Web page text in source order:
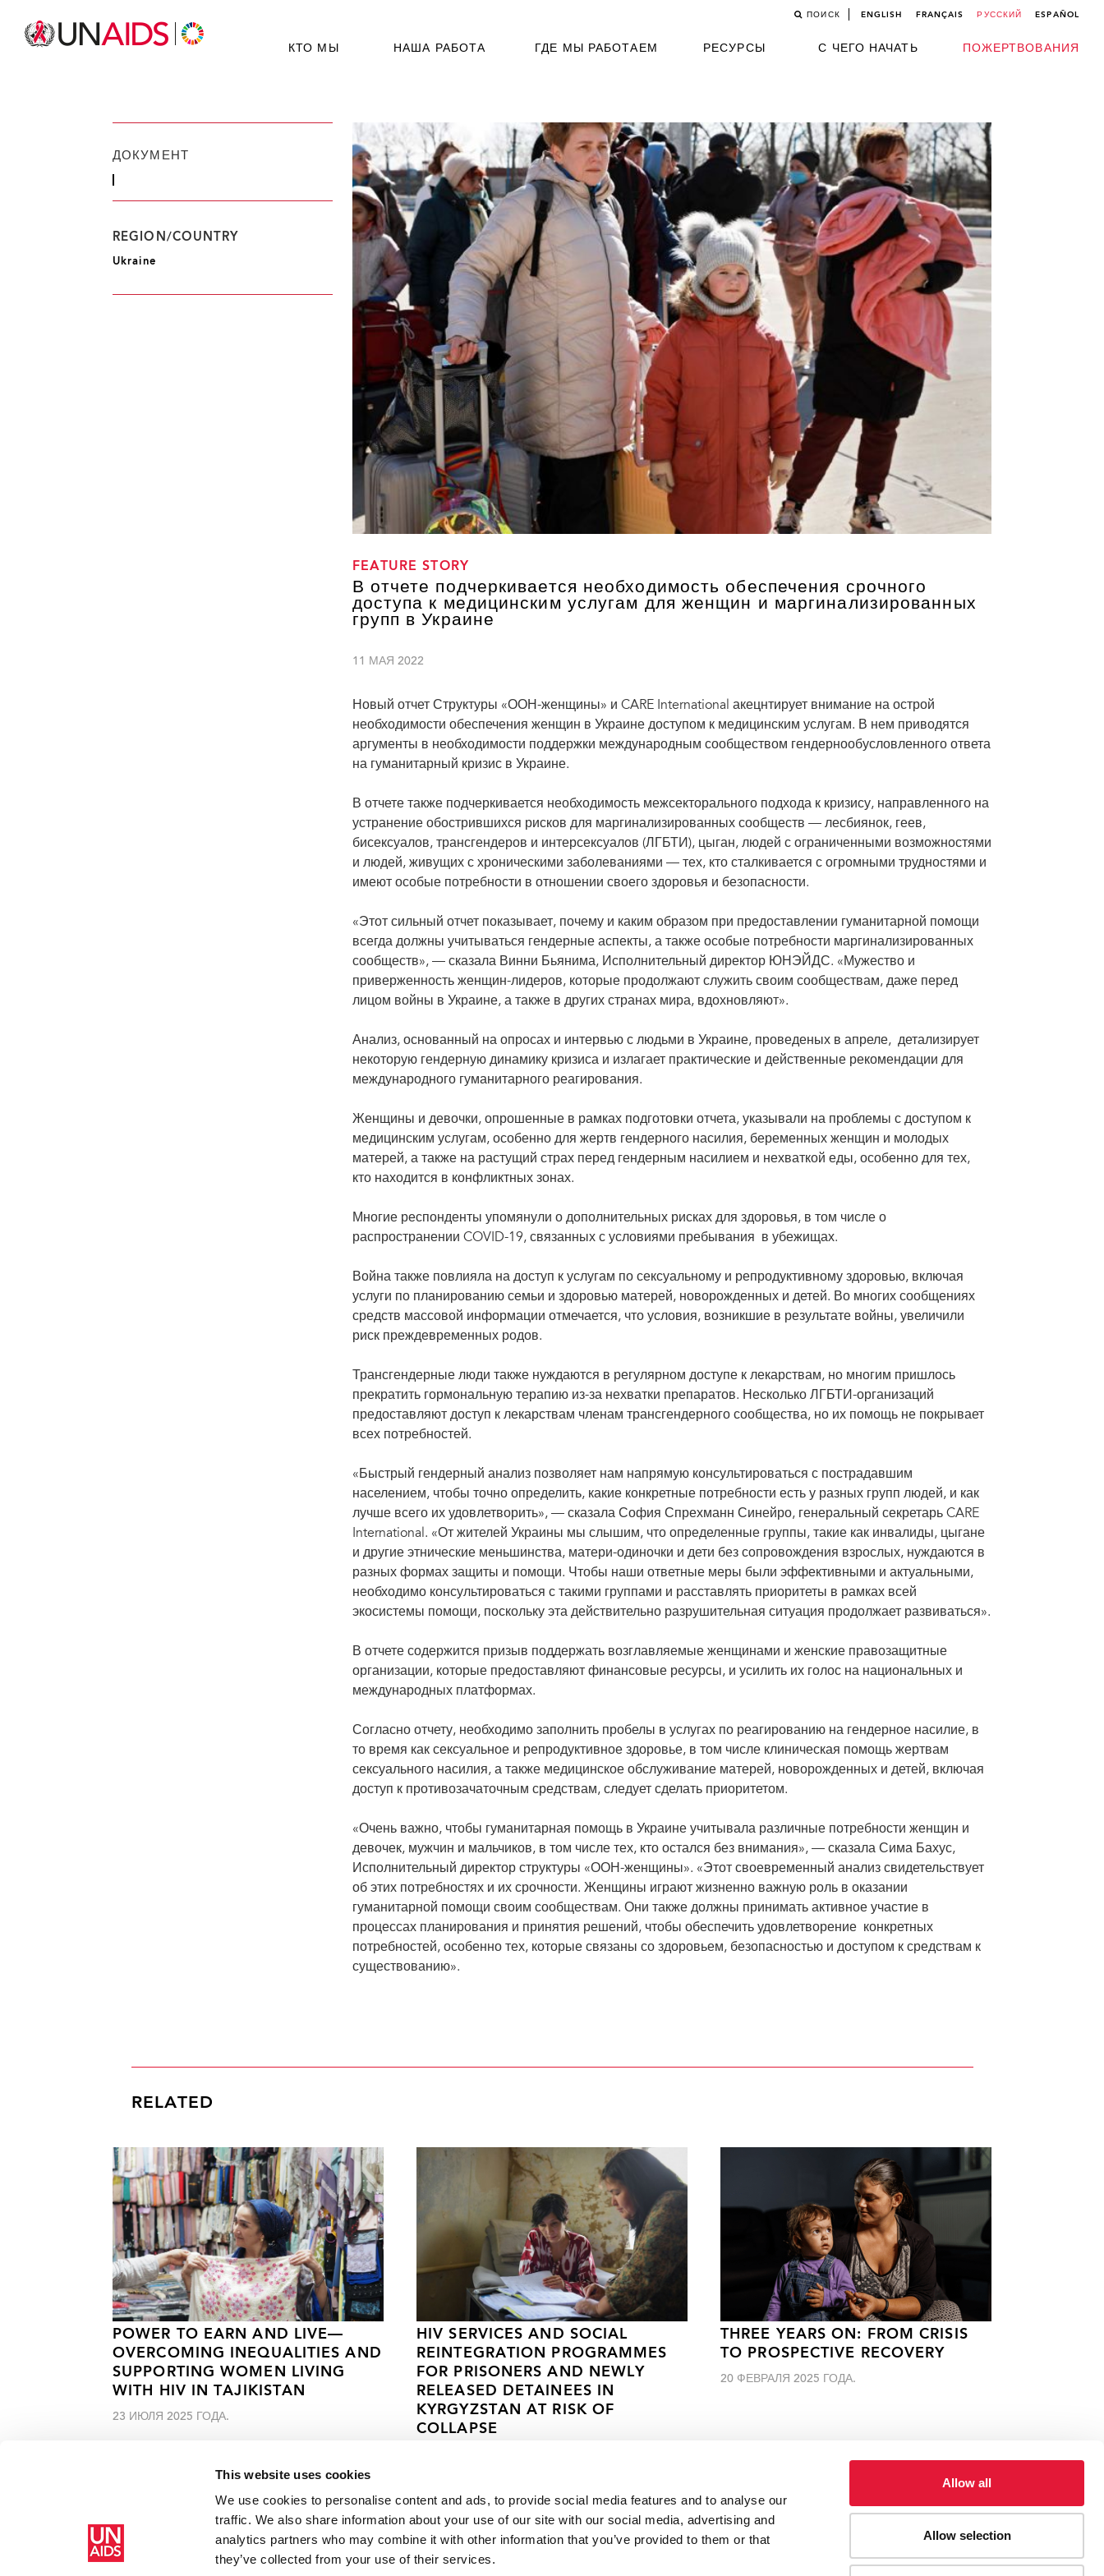
This website uses cookies
We use cookies to personalise content and ads, to provide social media features and to analyse our
traffic. We also share information about your use of our site with our social media, advertising and
analytics partners who may combine it with other information that you’ve provided to them or that
they’ve collected from your use of their services.
Allow all
Allow selection
ПОИСК ENGLISH FRANÇAIS РУССКИЙ ESPAÑOL
КТО МЫ НАША РАБОТА ГДЕ МЫ РАБОТАЕМ РЕСУРСЫ С ЧЕГО НАЧАТЬ ПОЖЕРТВОВАНИЯ
FEATURE STORY
В отчете подчеркивается необходимость обеспечения срочного
доступа к медицинским услугам для женщин и маргинализированных
групп в Украине
11 МАЯ 2022
Новый отчет Структуры «ООН-женщины» и CARE International акецнтирует внимание на острой
необходимости обеспечения женщин в Украине доступом к медицинским услугам. В нем приводятся
аргументы в необходимости поддержки международным сообществом гендернообусловленного ответа
на гуманитарный кризис в Украине.
В отчете также подчеркивается необходимость межсекторального подхода к кризису, направленного на
устранение обострившихся рисков для маргинализированных сообществ — лесбиянок, геев,
бисексуалов, трансгендеров и интерсексуалов (ЛГБТИ), цыган, людей с ограниченными возможностями
и людей, живущих с хроническими заболеваниями — тех, кто сталкивается с огромными трудностями и
имеют особые потребности в отношении своего здоровья и безопасности.
«Этот сильный отчет показывает, почему и каким образом при предоставлении гуманитарной помощи
всегда должны учитываться гендерные аспекты, а также особые потребности маргинализированных
сообществ», — сказала Винни Бьянима, Исполнительный директор ЮНЭЙДС. «Мужество и
приверженность женщин-лидеров, которые продолжают служить своим сообществам, даже перед
лицом войны в Украине, а также в других странах мира, вдохновляют».
Анализ, основанный на опросах и интервью с людьми в Украине, проведеных в апреле, детализирует
некоторую гендерную динамику кризиса и излагает практические и действенные рекомендации для
международного гуманитарного реагирования.
Женщины и девочки, опрошенные в рамках подготовки отчета, указывали на проблемы с доступом к
медицинским услугам, особенно для жертв гендерного насилия, беременных женщин и молодых
матерей, а также на растущий страх перед гендерным насилием и нехваткой еды, особенно для тех,
кто находится в конфликтных зонах.
Многие респонденты упомянули о дополнительных рисках для здоровья, в том числе о
распространении COVID-19, связанных с условиями пребывания в убежищах.
Война также повлияла на доступ к услугам по сексуальному и репродуктивному здоровью, включая
услуги по планированию семьи и здоровью матерей, новорожденных и детей. Во многих сообщениях
средств массовой информации отмечается, что условия, возникшие в результате войны, увеличили
риск преждевременных родов.
Трансгендерные люди также нуждаются в регулярном доступе к лекарствам, но многим пришлось
прекратить гормональную терапию из-за нехватки препаратов. Несколько ЛГБТИ-организаций
предоставляют доступ к лекарствам членам трансгендерного сообщества, но их помощь не покрывает
всех потребностей.
«Быстрый гендерный анализ позволяет нам напрямую консультироваться с пострадавшим
населением, чтобы точно определить, какие конкретные потребности есть у разных групп людей, и как
лучше всего их удовлетворить», — сказала София Спрехманн Синейро, генеральный секретарь CARE
International. «От жителей Украины мы слышим, что определенные группы, такие как инвалиды, цыгане
и другие этнические меньшинства, матери-одиночки и дети без сопровождения взрослых, нуждаются в
разных формах защиты и помощи. Чтобы наши ответные меры были эффективными и актуальными,
необходимо консультироваться с такими группами и расставлять приоритеты в рамках всей
экосистемы помощи, поскольку эта действительно разрушительная ситуация продолжает развиваться».
В отчете содержится призыв поддержать возглавляемые женщинами и женские правозащитные
организации, которые предоставляют финансовые ресурсы, и усилить их голос на национальных и
международных платформах.
Согласно отчету, необходимо заполнить пробелы в услугах по реагированию на гендерное насилие, в
то время как сексуальное и репродуктивное здоровье, в том числе клиническая помощь жертвам
сексуального насилия, а также медицинское обслуживание матерей, новорожденных и детей, включая
доступ к противозачаточным средствам, следует сделать приоритетом.
«Очень важно, чтобы гуманитарная помощь в Украине учитывала различные потребности женщин и
девочек, мужчин и мальчиков, в том числе тех, кто остался без внимания», — сказала Сима Бахус,
Исполнительный директор структуры «ООН-женщины». «Этот своевременный анализ свидетельствует
об этих потребностях и их срочности. Женщины играют жизненно важную роль в оказании
гуманитарной помощи своим сообществам. Они также должны принимать активное участие в
процессах планирования и принятия решений, чтобы обеспечить удовлетворение конкретных
потребностей, особенно тех, которые связаны со здоровьем, безопасностью и доступом к средствам к
существованию».
ДОКУМЕНТ
REGION/COUNTRY
Ukraine
RELATED
POWER TO EARN AND LIVE—
OVERCOMING INEQUALITIES AND
SUPPORTING WOMEN LIVING
WITH HIV IN TAJIKISTAN
23 ИЮЛЯ 2025 ГОДА.
HIV SERVICES AND SOCIAL
REINTEGRATION PROGRAMMES
FOR PRISONERS AND NEWLY
RELEASED DETAINEES IN
KYRGYZSTAN AT RISK OF
COLLAPSE
THREE YEARS ON: FROM CRISIS
TO PROSPECTIVE RECOVERY
20 ФЕВРАЛЯ 2025 ГОДА.
Ресурсы
В отчете подчеркивается необходимость обеспечения срочного доступа к медицинским услугам для женщин и маргинализированных групп в